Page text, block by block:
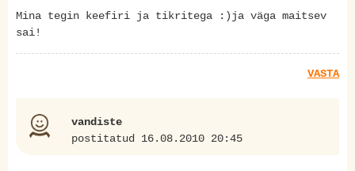
Mina tegin keefiri ja tikritega :)ja väga maitsev
sai!
VASTA
vandiste
postitatud 16.08.2010 20:45